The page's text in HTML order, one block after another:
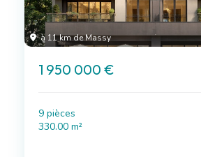
à 11 km de Massy
1 950 000 €
9 pièces
330.00 m²